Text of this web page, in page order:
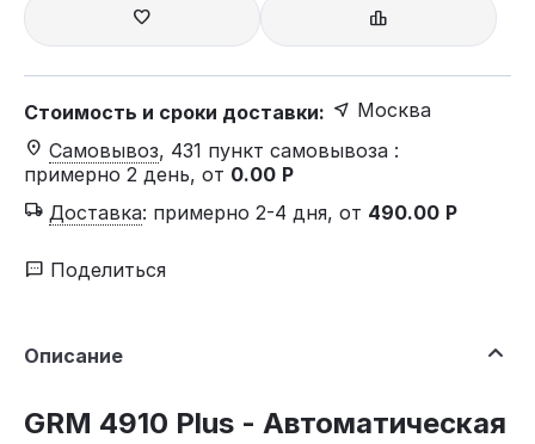
Стоимость и сроки доставки:
Москва
Самовывоз, 431 пункт самовывоза :
примерно 2 день, от 0.00 Р
Доставка: примерно 2-4 дня, от 490.00 Р
Поделиться
Описание
GRM 4910 Plus - Автоматическая